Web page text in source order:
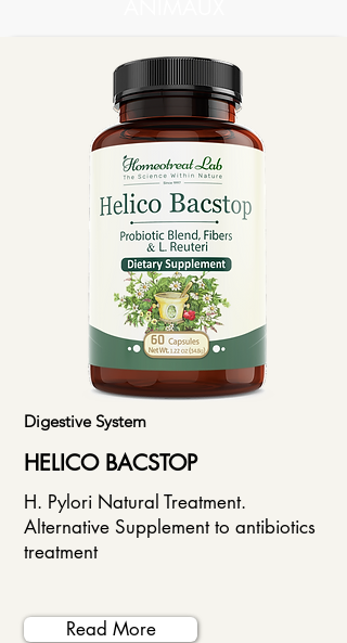
Digestive System
HELICO BACSTOP
H. Pylori Natural Treatment.
Alternative Supplement to antibiotics
treatment
Read More